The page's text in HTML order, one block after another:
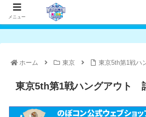
ホーム 東京 東京5th第1戦
東京5th第1戦ハングアウト
メニュー